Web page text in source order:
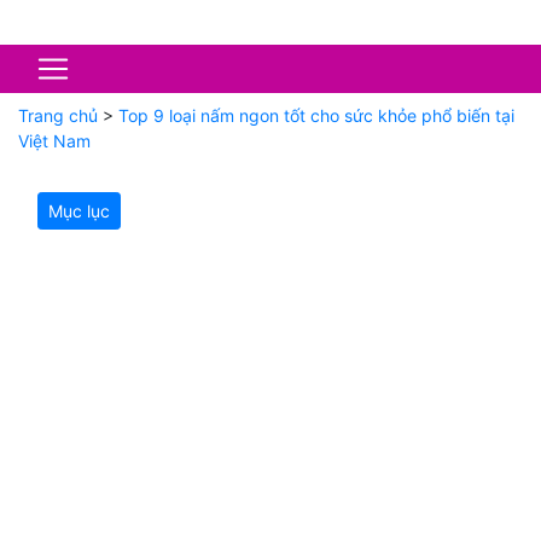
Trang chủ > Top 9 loại nấm ngon tốt cho sức khỏe phổ biến tại
Việt Nam
Mục lục